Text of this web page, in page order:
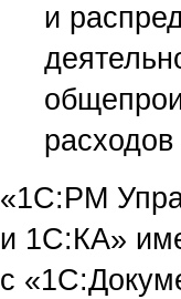
и
«1С:PM
и 1С:КА»
с